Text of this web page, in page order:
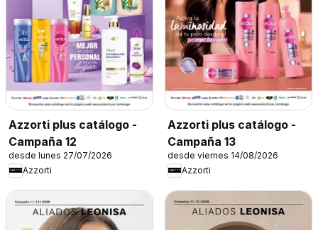
Azzorti plus catálogo -
Campaña 12
desde lunes 27/07/2026
Azzorti
Azzorti plus catálogo -
Campaña 13
desde viernes 14/08/2026
Azzorti